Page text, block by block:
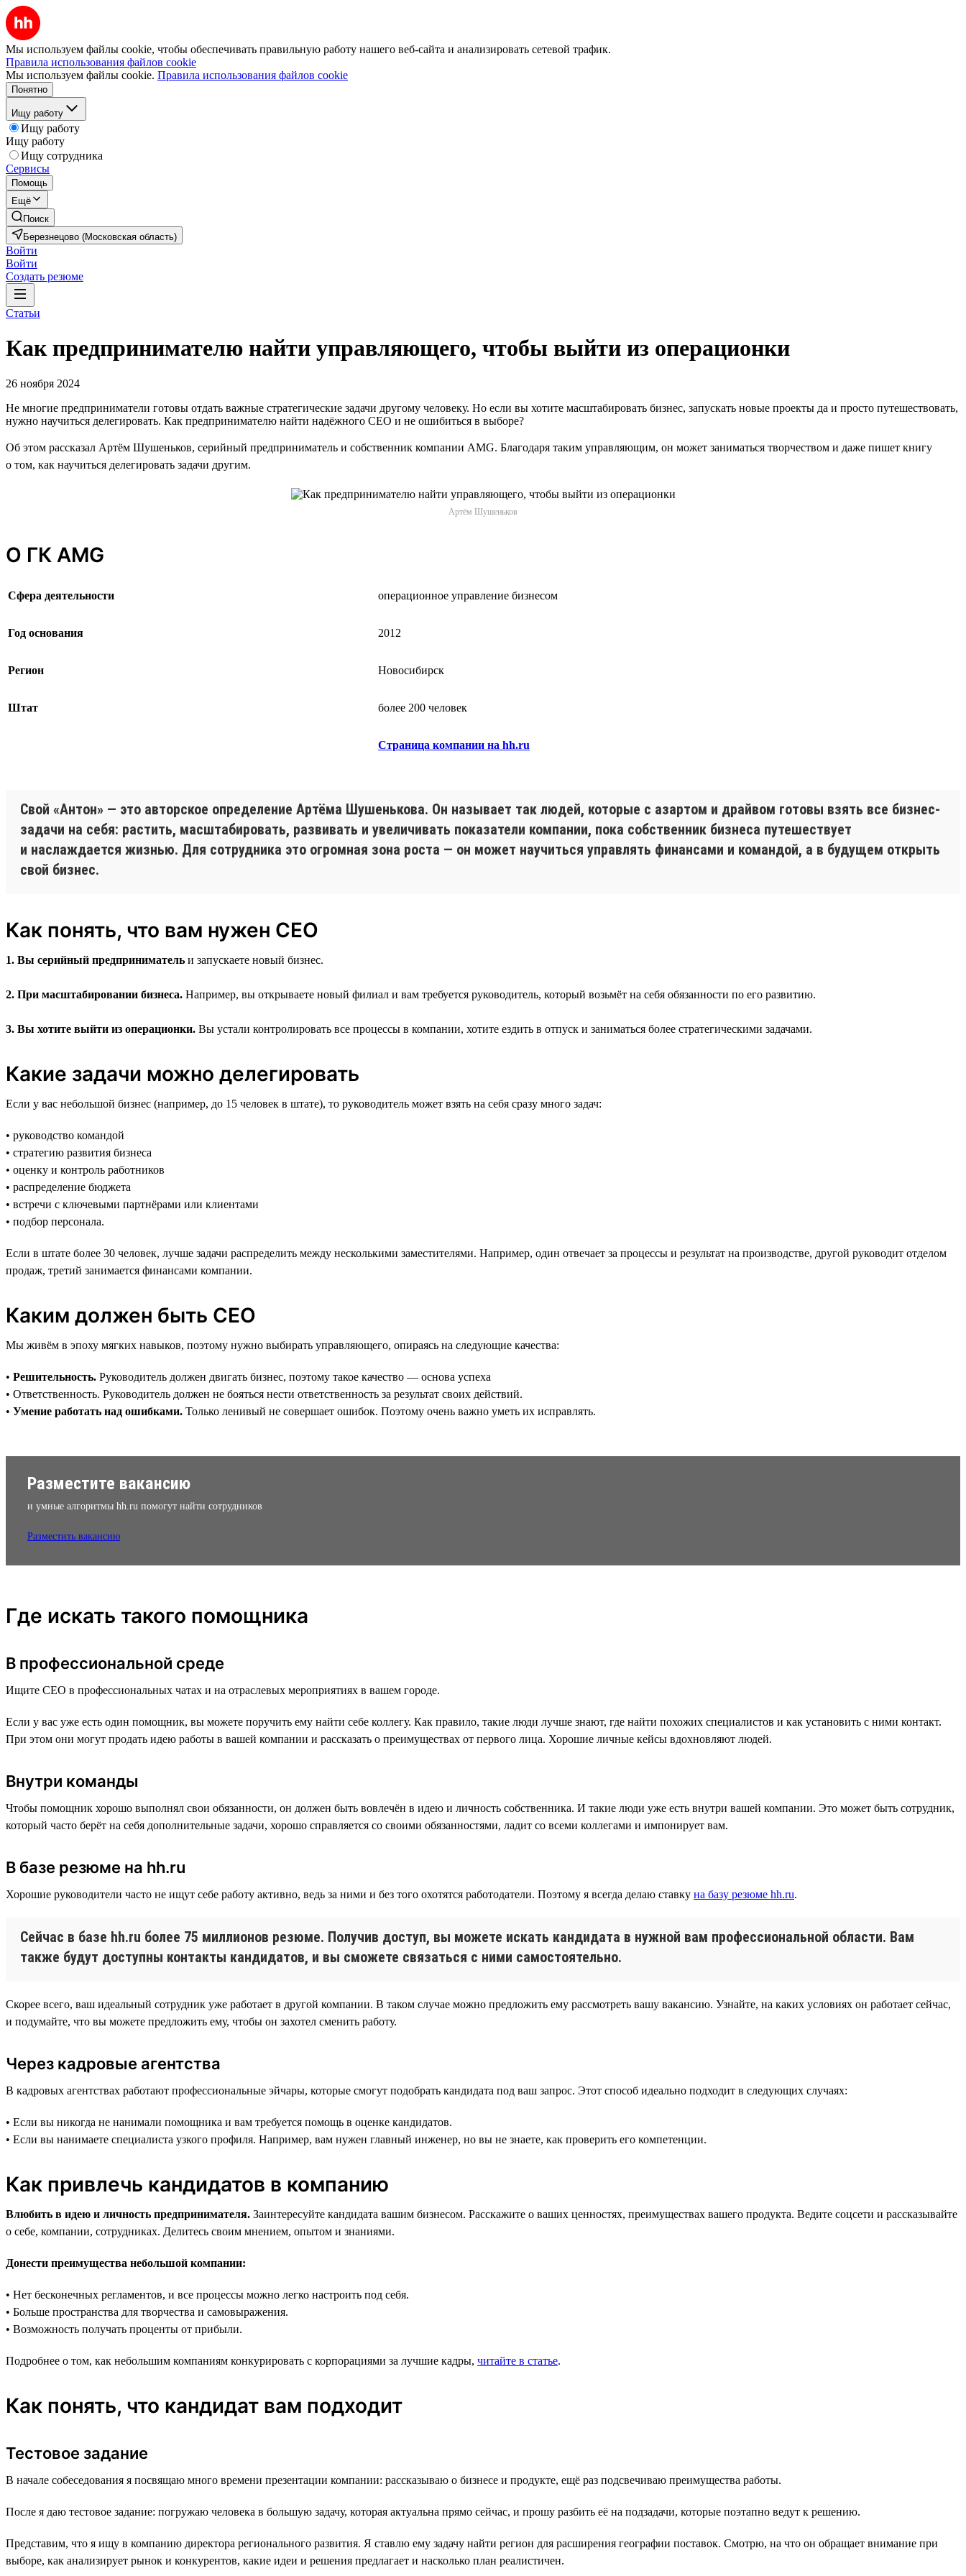
Мы используем файлы cookie, чтобы обеспечивать правильную работу нашего веб-сайта и анализировать сетевой трафик.
Правила использования файлов cookie
Мы используем файлы cookie. Правила использования файлов cookie
Понятно
Ищу работу
Ищу работу
Ищу работу
Ищу сотрудника
Сервисы
Помощь
Ещё
Поиск
Березнецово (Московская область)
Войти
Войти
Создать резюме
Статьи
Как предпринимателю найти управляющего, чтобы выйти из операционки
26 ноября 2024
Не многие предприниматели готовы отдать важные стратегические задачи другому человеку. Но если вы хотите масштабировать бизнес, запускать новые проекты да и просто путешествовать,
нужно научиться делегировать. Как предпринимателю найти надёжного CEO и не ошибиться в выборе?
Об этом рассказал Артём Шушеньков, серийный предприниматель и собственник компании AMG. Благодаря таким управляющим, он может заниматься творчеством и даже пишет книгу
о том, как научиться делегировать задачи другим.
Артём Шушеньков
О ГК AMG
Сфера деятельности операционное управление бизнесом
Год основания 2012
Регион Новосибирск
Штат более 200 человек
Страница компании на hh.ru
Свой «Антон» — это авторское определение Артёма Шушенькова. Он называет так людей, которые с азартом и драйвом готовы взять все бизнес-
задачи на себя: растить, масштабировать, развивать и увеличивать показатели компании, пока собственник бизнеса путешествует
и наслаждается жизнью. Для сотрудника это огромная зона роста — он может научиться управлять финансами и командой, а в будущем открыть
свой бизнес.
Как понять, что вам нужен CEO
1. Вы серийный предприниматель и запускаете новый бизнес.
2. При масштабировании бизнеса. Например, вы открываете новый филиал и вам требуется руководитель, который возьмёт на себя обязанности по его развитию.
3. Вы хотите выйти из операционки. Вы устали контролировать все процессы в компании, хотите ездить в отпуск и заниматься более стратегическими задачами.
Какие задачи можно делегировать
Если у вас небольшой бизнес (например, до 15 человек в штате), то руководитель может взять на себя сразу много задач:
• руководство командой
• стратегию развития бизнеса
• оценку и контроль работников
• распределение бюджета
• встречи с ключевыми партнёрами или клиентами
• подбор персонала.
Если в штате более 30 человек, лучше задачи распределить между несколькими заместителями. Например, один отвечает за процессы и результат на производстве, другой руководит отделом
продаж, третий занимается финансами компании.
Каким должен быть CEO
Мы живём в эпоху мягких навыков, поэтому нужно выбирать управляющего, опираясь на следующие качества:
• Решительность. Руководитель должен двигать бизнес, поэтому такое качество — основа успеха
• Ответственность. Руководитель должен не бояться нести ответственность за результат своих действий.
• Умение работать над ошибками. Только ленивый не совершает ошибок. Поэтому очень важно уметь их исправлять.
Разместите вакансию
и умные алгоритмы hh.ru помогут найти сотрудников
Разместить вакансию
Где искать такого помощника
В профессиональной среде
Ищите CEO в профессиональных чатах и на отраслевых мероприятиях в вашем городе.
Если у вас уже есть один помощник, вы можете поручить ему найти себе коллегу. Как правило, такие люди лучше знают, где найти похожих специалистов и как установить с ними контакт.
При этом они могут продать идею работы в вашей компании и рассказать о преимуществах от первого лица. Хорошие личные кейсы вдохновляют людей.
Внутри команды
Чтобы помощник хорошо выполнял свои обязанности, он должен быть вовлечён в идею и личность собственника. И такие люди уже есть внутри вашей компании. Это может быть сотрудник,
который часто берёт на себя дополнительные задачи, хорошо справляется со своими обязанностями, ладит со всеми коллегами и импонирует вам.
В базе резюме на hh.ru
Хорошие руководители часто не ищут себе работу активно, ведь за ними и без того охотятся работодатели. Поэтому я всегда делаю ставку на базу резюме hh.ru.
Сейчас в базе hh.ru более 75 миллионов резюме. Получив доступ, вы можете искать кандидата в нужной вам профессиональной области. Вам
также будут доступны контакты кандидатов, и вы сможете связаться с ними самостоятельно.
Скорее всего, ваш идеальный сотрудник уже работает в другой компании. В таком случае можно предложить ему рассмотреть вашу вакансию. Узнайте, на каких условиях он работает сейчас,
и подумайте, что вы можете предложить ему, чтобы он захотел сменить работу.
Через кадровые агентства
В кадровых агентствах работают профессиональные эйчары, которые смогут подобрать кандидата под ваш запрос. Этот способ идеально подходит в следующих случаях:
• Если вы никогда не нанимали помощника и вам требуется помощь в оценке кандидатов.
• Если вы нанимаете специалиста узкого профиля. Например, вам нужен главный инженер, но вы не знаете, как проверить его компетенции.
Как привлечь кандидатов в компанию
Влюбить в идею и личность предпринимателя. Заинтересуйте кандидата вашим бизнесом. Расскажите о ваших ценностях, преимуществах вашего продукта. Ведите соцсети и рассказывайте
о себе, компании, сотрудниках. Делитесь своим мнением, опытом и знаниями.
Донести преимущества небольшой компании:
• Нет бесконечных регламентов, и все процессы можно легко настроить под себя.
• Больше пространства для творчества и самовыражения.
• Возможность получать проценты от прибыли.
Подробнее о том, как небольшим компаниям конкурировать с корпорациями за лучшие кадры, читайте в статье.
Как понять, что кандидат вам подходит
Тестовое задание
В начале собеседования я посвящаю много времени презентации компании: рассказываю о бизнесе и продукте, ещё раз подсвечиваю преимущества работы.
После я даю тестовое задание: погружаю человека в большую задачу, которая актуальна прямо сейчас, и прошу разбить её на подзадачи, которые поэтапно ведут к решению.
Представим, что я ищу в компанию директора регионального развития. Я ставлю ему задачу найти регион для расширения географии поставок. Смотрю, на что он обращает внимание при
выборе, как анализирует рынок и конкурентов, какие идеи и решения предлагает и насколько план реалистичен.